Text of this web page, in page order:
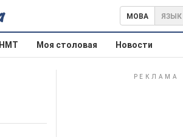
МОВА ЯЗЫК
НМТ Моя столовая Новости